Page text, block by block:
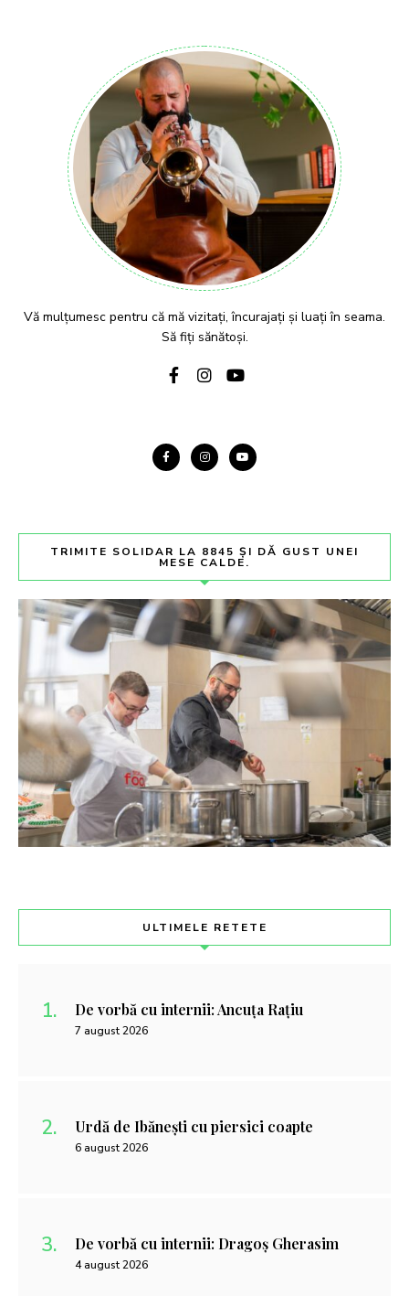
Vă mulțumesc pentru că mă vizitați, încurajați și luați în seama.
Să fiți sănătoși.
TRIMITE SOLIDAR LA 8845 ȘI DĂ GUST UNEI
MESE CALDE.
ULTIMELE RETETE
De vorbă cu internii: Ancuța Rațiu
7 august 2026
Urdă de Ibănești cu piersici coapte
6 august 2026
De vorbă cu internii: Dragoș Gherasim
4 august 2026